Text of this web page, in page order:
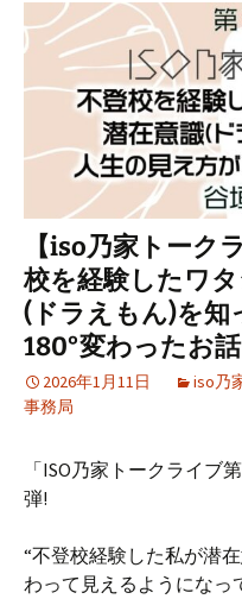
【iso乃家トーク
校を経験したワ
(ドラえもん)を知
180°変わったお
2026年1月11日 iso乃
事務局
「ISO乃家トークライブ
“不登校経験した私が潜
わって見えるようになっ